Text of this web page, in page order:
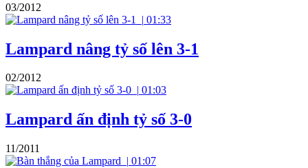
03/2012
| 01:33
Lampard nâng tỷ số lên 3-1
02/2012
| 01:03
Lampard ấn định tỷ số 3-0
11/2011
| 01:07